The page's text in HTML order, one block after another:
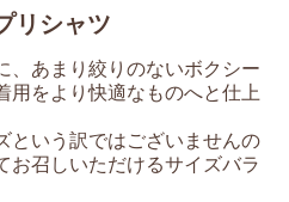
リシャツ
、あまり絞りのないボクシー
用をより快適なものへと仕上
という訳ではございませんの
お召しいただけるサイズバラ